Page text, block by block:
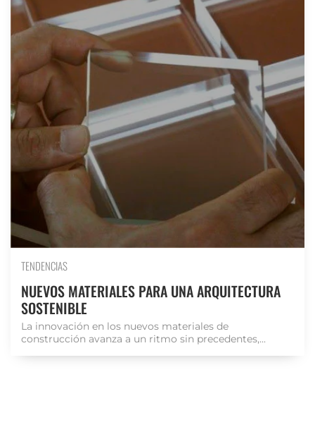
TENDENCIAS
NUEVOS MATERIALES PARA UNA ARQUITECTURA
SOSTENIBLE
La innovación en los nuevos materiales de
construcción avanza a un ritmo sin precedentes,...